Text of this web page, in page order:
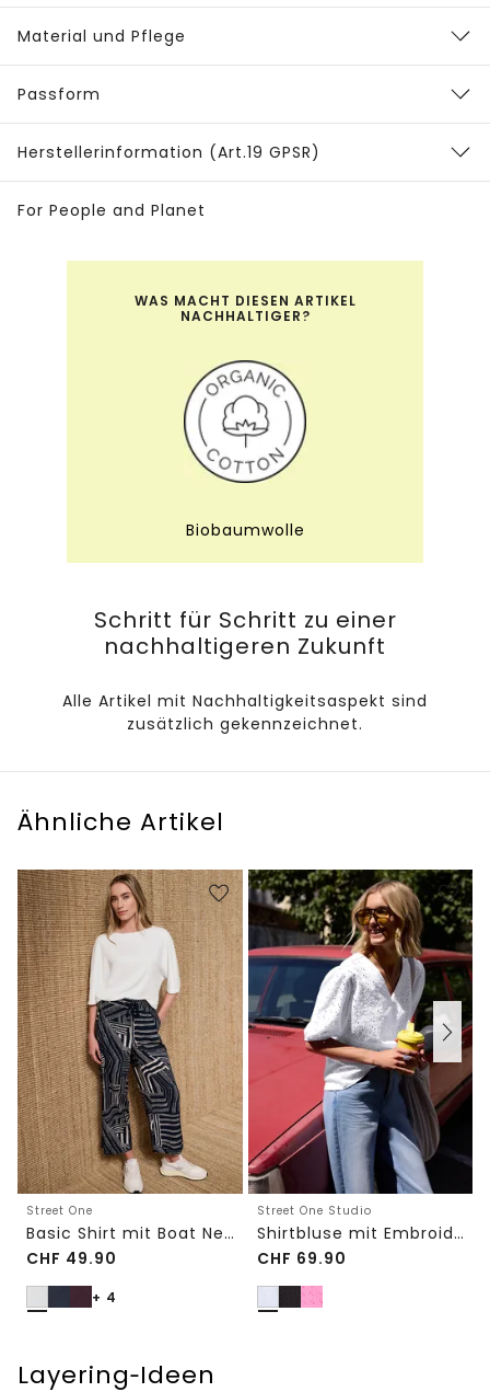
Material und Pflege
Passform
Herstellerinformation (Art.19 GPSR)
For People and Planet
WAS MACHT DIESEN ARTIKEL
NACHHALTIGER?
Biobaumwolle
Schritt für Schritt zu einer
nachhaltigeren Zukunft
Alle Artikel mit Nachhaltigkeitsaspekt sind
zusätzlich gekennzeichnet.
Ähnliche Artikel
Street One
Basic Shirt mit Boat Neck und Elastikbund
CHF 49.90
+ 4
Street One Studio
Shirtbluse mit Embroidery-Front
CHF 69.90
Layering‑Ideen